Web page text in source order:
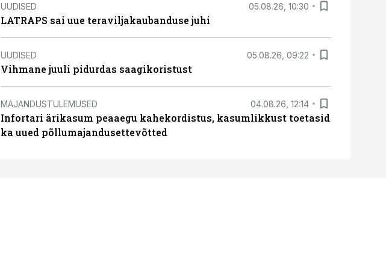
UUDISED 05.08.26, 10:30
LATRAPS sai uue teraviljakaubanduse juhi
UUDISED 05.08.26, 09:22
Vihmane juuli pidurdas saagikoristust
MAJANDUSTULEMUSED 04.08.26, 12:14
Infortari ärikasum peaaegu kahekordistus, kasumlikkust toetasid
ka uued põllumajandusettevõtted